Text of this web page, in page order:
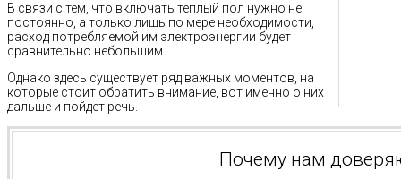
В связи с тем, что включать теплый пол нужно не
постоянно, а только лишь по мере необходимости,
расход потребляемой им электроэнергии будет
сравнительно небольшим.
Однако здесь существует ряд важных моментов, на
которые стоит обратить внимание, вот именно о них
дальше и пойдет речь.
Почему нам